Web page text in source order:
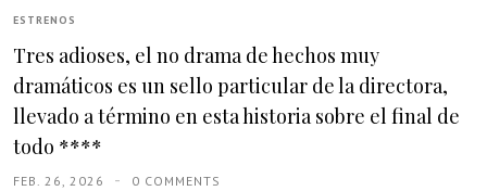
ESTRENOS
Tres adioses, el no drama de hechos muy
dramáticos es un sello particular de la directora,
llevado a término en esta historia sobre el final de
todo ****
FEB. 26, 2026 0 COMMENTS